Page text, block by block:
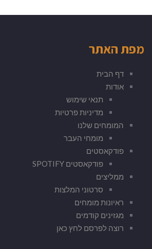
מפת האתר
דף הבית
אודות
תנאי שימוש
מדיניות פרטיות
המומחים שלנו
מומחי העבר
פודקאסטים
פודקאסטים SPOTIFY
ממליצים
סרטוני המלצות
ראיונות מומחים
מגזינים קודמים
רוצה לפרסם לחץ כאן